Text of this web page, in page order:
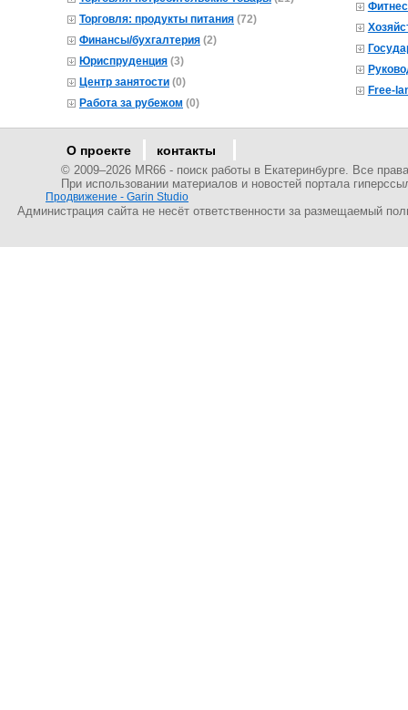
Торговля: продукты питания (72)
Финансы/бухгалтерия (2)
Юриспруденция (3)
Центр занятости (0)
Работа за рубежом (0)
Free-
О проекте контакты
© 2009–2026 MR66 - поиск работы в Екатеринбурге. Все
При использовании материалов и новостей портала
Продвижение - Garin Studio
Администрация сайта не несёт ответственности за размещаемый